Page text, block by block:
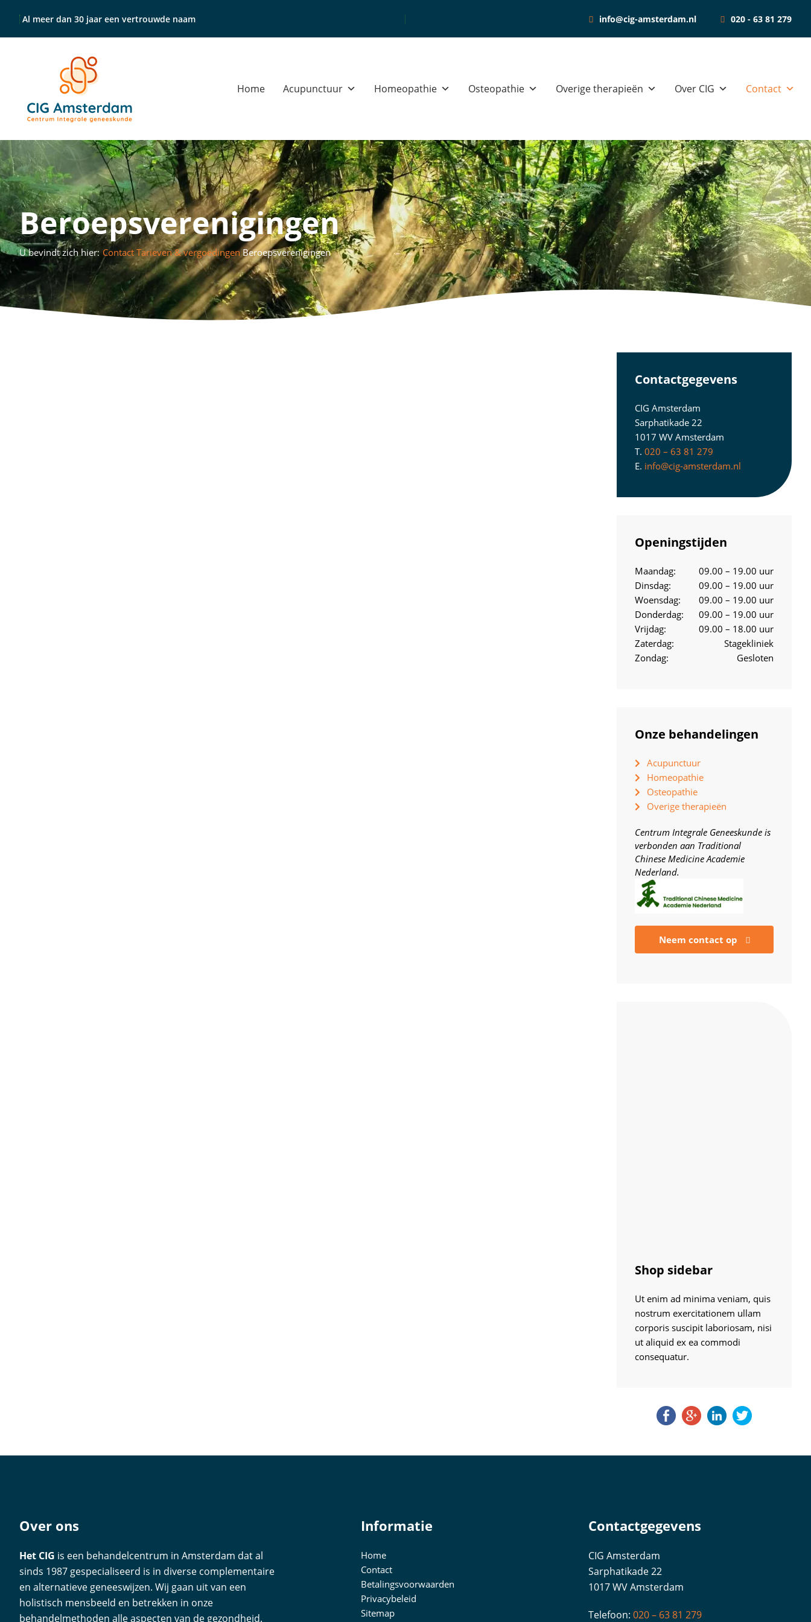
Al meer dan 30 jaar een vertrouwde naam info@cig-amsterdam.nl 020 - 63 81 279
Home Acupunctuur Homeopathie Osteopathie Overige therapieën Over CIG Contact
Beroepsverenigingen
U bevindt zich hier: Contact Tarieven & vergoedingen Beroepsverenigingen
Contactgegevens
CIG Amsterdam
Sarphatikade 22
1017 WV Amsterdam
T. 020 – 63 81 279
E. info@cig-amsterdam.nl
Openingstijden
Maandag:
09.00 – 19.00 uur
Dinsdag:
09.00 – 19.00 uur
Woensdag:
09.00 – 19.00 uur
Donderdag:
09.00 – 19.00 uur
Vrijdag:
09.00 – 18.00 uur
Zaterdag:
Stagekliniek
Zondag:
Gesloten
Onze behandelingen
Acupunctuur
Homeopathie
Osteopathie
Overige therapieën
Centrum Integrale Geneeskunde is
verbonden aan Traditional
Chinese Medicine Academie
Nederland.
Neem contact op
Shop sidebar
Ut enim ad minima veniam, quis
nostrum exercitationem ullam
corporis suscipit laboriosam, nisi
ut aliquid ex ea commodi
consequatur.
Over ons
Het CIG is een behandelcentrum in Amsterdam dat al
sinds 1987 gespecialiseerd is in diverse complementaire
en alternatieve geneeswijzen. Wij gaan uit van een
holistisch mensbeeld en betrekken in onze
behandelmethoden alle aspecten van de gezondheid.
Informatie
Home
Contact
Betalingsvoorwaarden
Privacybeleid
Sitemap
Contactgegevens
CIG Amsterdam
Sarphatikade 22
1017 WV Amsterdam
Telefoon: 020 – 63 81 279